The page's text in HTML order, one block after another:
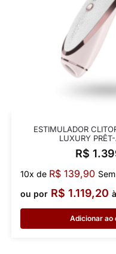
ESTIMULADOR
LUXURY
R$
10x de R$139,90
ou por R$ 1.119,20
Adicionar ao